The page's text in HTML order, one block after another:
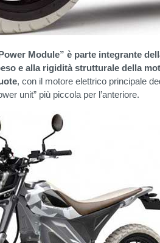
Module” è parte integrante
e alla rigidità strutturale della
, con il motore elettrico principale
unit” più piccola per l’anteriore.